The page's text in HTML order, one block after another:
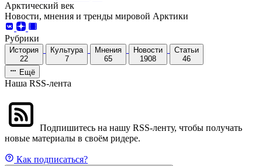
Арктический век
Новости, мнения и тренды мировой Арктики
Рубрики
История
22
Культура
7
Мнения
65
Новости
1908
Статьи
46
Ещё
Наша RSS-лента
Подпишитесь на нашу RSS-ленту, чтобы получать
новые материалы в своём ридере.
Как подписаться?